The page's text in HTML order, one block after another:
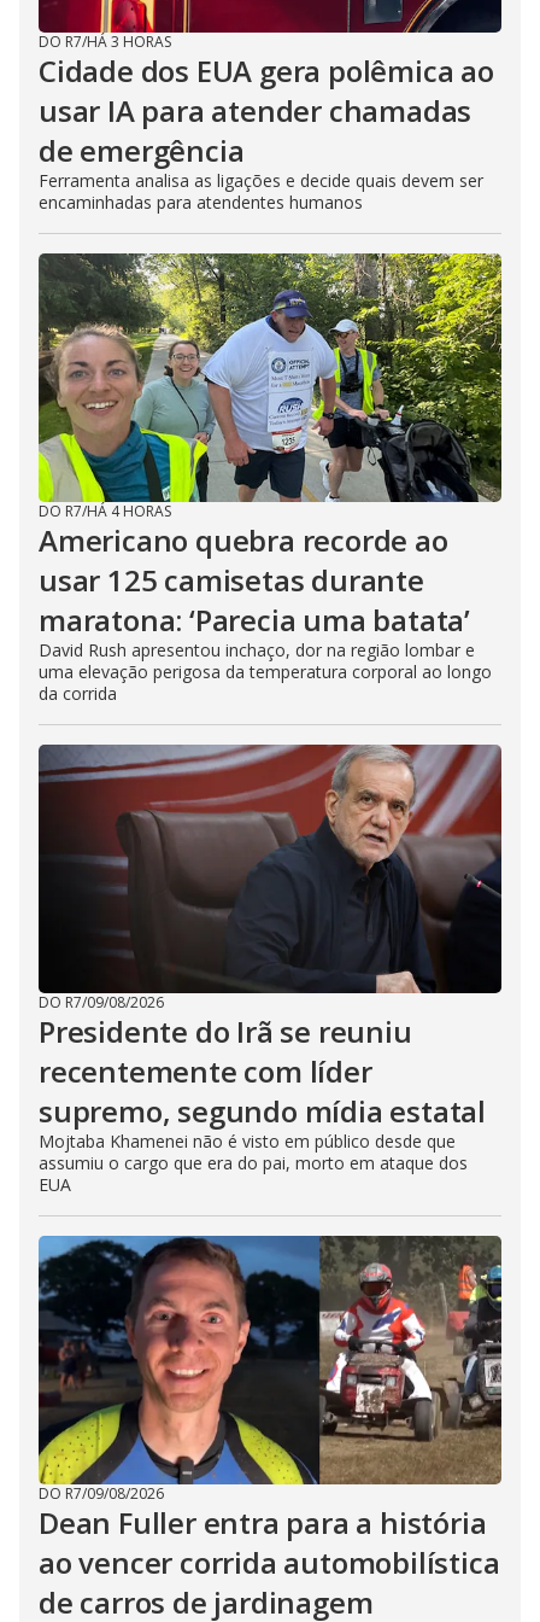
DO R7/HÁ 3 HORAS
Cidade dos EUA gera polêmica ao
usar IA para atender chamadas
de emergência
Ferramenta analisa as ligações e decide quais devem ser
encaminhadas para atendentes humanos
DO R7/HÁ 4 HORAS
Americano quebra recorde ao
usar 125 camisetas durante
maratona: ‘Parecia uma batata’
David Rush apresentou inchaço, dor na região lombar e
uma elevação perigosa da temperatura corporal ao longo
da corrida
DO R7/09/08/2026
Presidente do Irã se reuniu
recentemente com líder
supremo, segundo mídia estatal
Mojtaba Khamenei não é visto em público desde que
assumiu o cargo que era do pai, morto em ataque dos
EUA
DO R7/09/08/2026
Dean Fuller entra para a história
ao vencer corrida automobilística
de carros de jardinagem